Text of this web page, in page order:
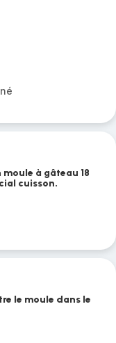
à gâteau 18
cuisson.
le moule dans le